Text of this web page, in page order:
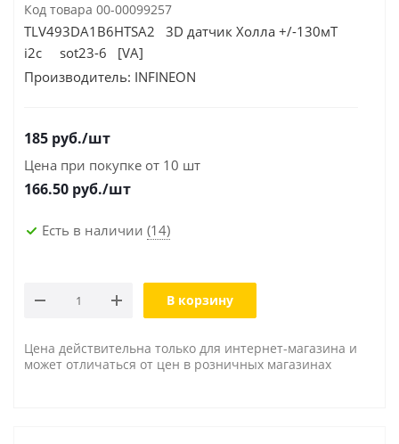
Код товара 00-00099257
TLV493DA1B6HTSA2 3D датчик Холла +/-130мТ
i2c sot23-6 [VA]
Производитель: INFINEON
185 руб./шт
Цена при покупке от 10 шт
166.50 руб./шт
Есть в наличии (14)
В корзину
Цена действительна только для интернет-магазина и
может отличаться от цен в розничных магазинах